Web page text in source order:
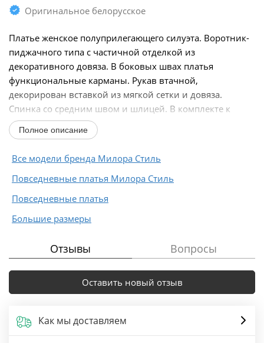
Оригинальное белорусское
Платье женское полуприлегающего силуэта. Воротник-
пиджачного типа с частичной отделкой из
декоративного довяза. В боковых швах платья
функциональные карманы. Рукав втачной,
декорирован вставкой из мягкой сетки и довяза.
Спинка со средним швом и шлицей. В комплекте к
платью идет декоративное...
Полное описание
Все модели бренда Милора Стиль
Повседневные платья Милора Стиль
Повседневные платья
Большие размеры
Отзывы Вопросы
Оставить новый отзыв
Как мы доставляем